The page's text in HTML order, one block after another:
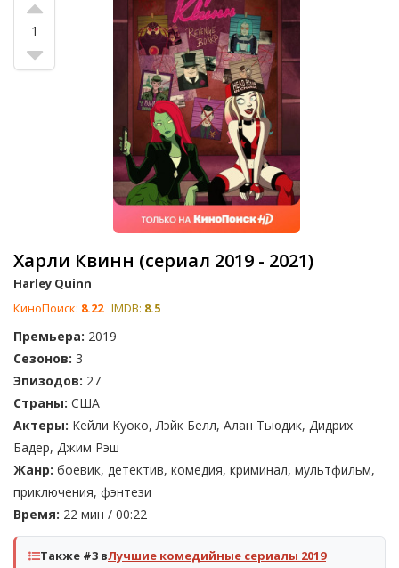
1
Харли Квинн (сериал 2019 - 2021)
Harley Quinn
КиноПоиск: 8.22 IMDB: 8.5
Премьера: 2019
Сезонов: 3
Эпизодов: 27
Страны: США
Актеры: Кейли Куоко, Лэйк Белл, Алан Тьюдик, Дидрих
Бадер, Джим Рэш
Жанр: боевик, детектив, комедия, криминал, мультфильм,
приключения, фэнтези
Время: 22 мин / 00:22
Также #3 вЛучшие комедийные сериалы 2019